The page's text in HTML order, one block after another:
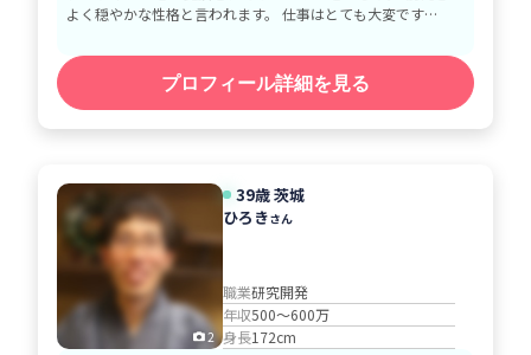
よく穏やかな性格と言われます。 仕事はとても大変です…
プロフィール詳細を見る
2
39歳 茨城
ひろきさん
職業研究開発
年収500～600万
身長172cm